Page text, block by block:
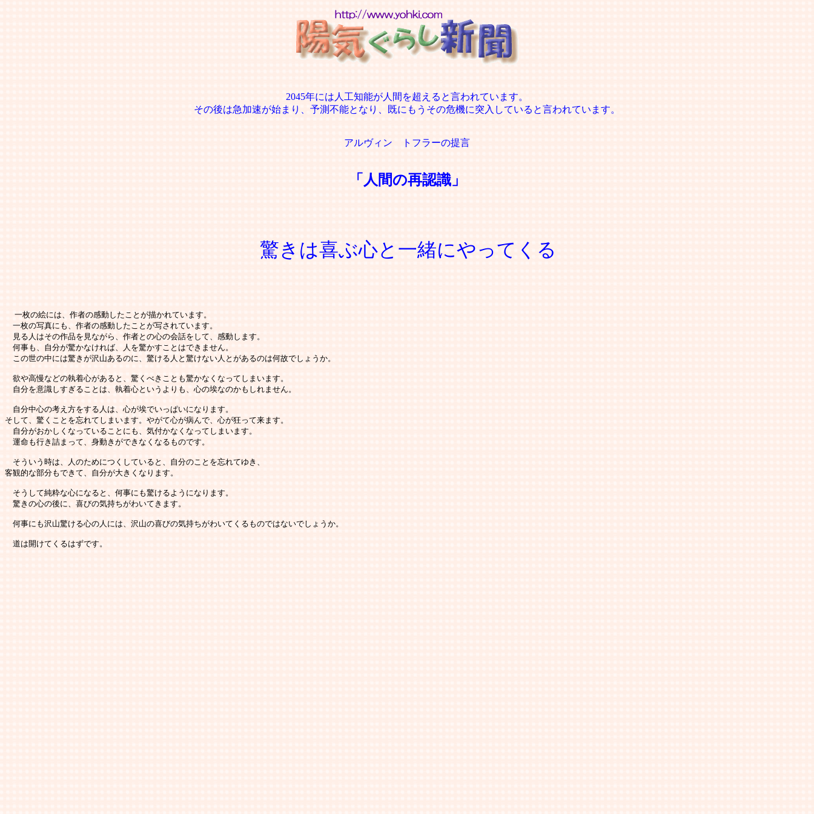
2045年には人工知能が人間を超えると言われています。
その後は急加速が始まり、予測不能となり、既にもうその危機に突入していると言われています。
アルヴィン トフラーの提言
「人間の再認識」
驚きは喜ぶ心と一緒にやってくる
  一枚の絵には、作者の感動したことが描かれています。
一枚の写真にも、作者の感動したことが写されています。
見る人はその作品を見ながら、作者との心の会話をして、感動します。
何事も、自分が驚かなければ、人を驚かすことはできません。
この世の中には驚きが沢山あるのに、驚ける人と驚けない人とがあるのは何故でしょうか。
欲や高慢などの執着心があると、驚くべきことも驚かなくなってしまいます。
自分を意識しすぎることは、執着心というよりも、心の埃なのかもしれません。
自分中心の考え方をする人は、心が埃でいっぱいになります。
そして、驚くことを忘れてしまいます。やがて心が病んで、心が狂って来ます。
自分がおかしくなっていることにも、気付かなくなってしまいます。
運命も行き詰まって、身動きができなくなるものです。
そういう時は、人のためにつくしていると、自分のことを忘れてゆき、
客観的な部分もできて、自分が大きくなります。
そうして純粋な心になると、何事にも驚けるようになります。
驚きの心の後に、喜びの気持ちがわいてきます。
何事にも沢山驚ける心の人には、沢山の喜びの気持ちがわいてくるものではないでしょうか。
道は開けてくるはずです。